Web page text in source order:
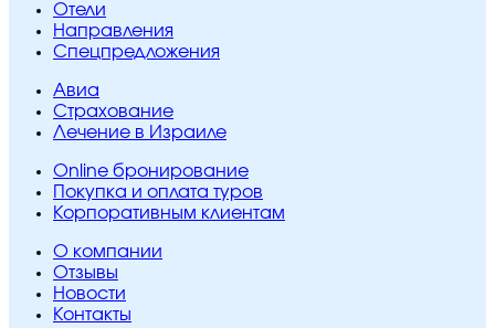
Отели
Направления
Спецпредложения
Авиа
Страхование
Лечение в Израиле
Online бронирование
Покупка и оплата туров
Корпоративным клиентам
O компании
Отзывы
Новости
Контакты